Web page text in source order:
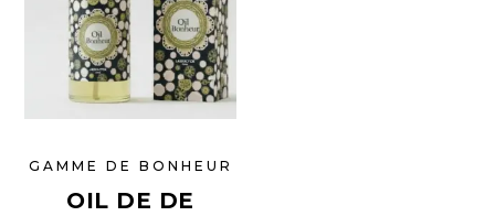
GAMME DE BONHEUR
OIL DE DE